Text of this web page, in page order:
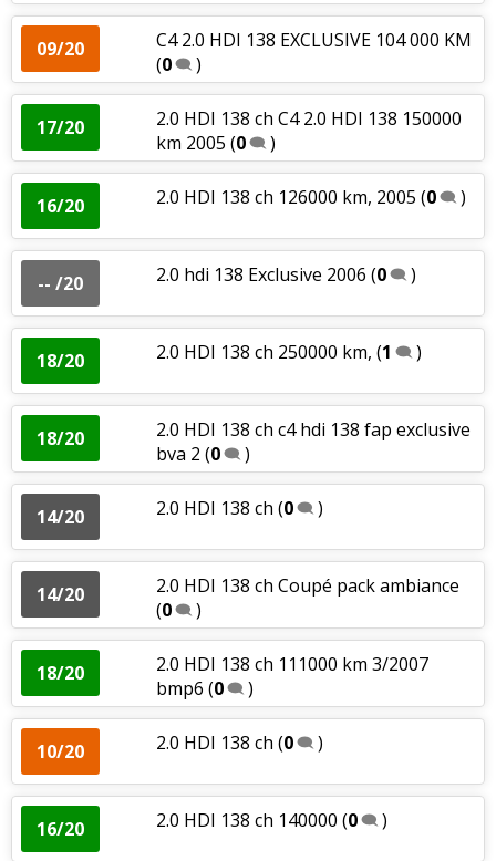
09/20
C4 2.0 HDI 138 EXCLUSIVE 104 000 KM
(0 )
17/20
2.0 HDI 138 ch C4 2.0 HDI 138 150000
km 2005 (0 )
16/20 2.0 HDI 138 ch 126000 km, 2005 (0 )
-- /20 2.0 hdi 138 Exclusive 2006 (0 )
18/20 2.0 HDI 138 ch 250000 km, (1 )
18/20
2.0 HDI 138 ch c4 hdi 138 fap exclusive
bva 2 (0 )
14/20 2.0 HDI 138 ch (0 )
14/20
2.0 HDI 138 ch Coupé pack ambiance
(0 )
18/20
2.0 HDI 138 ch 111000 km 3/2007
bmp6 (0 )
10/20 2.0 HDI 138 ch (0 )
16/20 2.0 HDI 138 ch 140000 (0 )